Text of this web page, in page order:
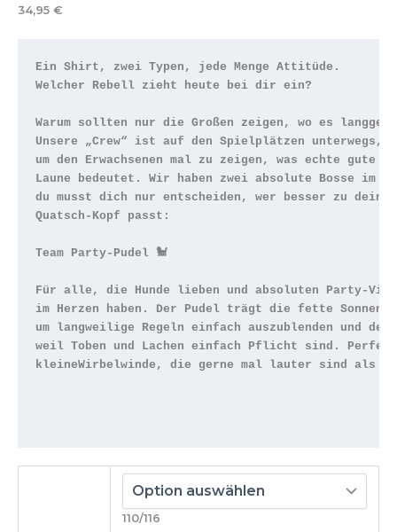
34,95 €
Ein Shirt, zwei Typen, jede Menge Attitüde.
Welcher Rebell zieht heute bei dir ein?
Warum sollten nur die Großen zeigen, wo es
Unsere „Crew“ ist auf den Spielplätzen unterwegs,
um den Erwachsenen mal zu zeigen, was echte gute
Laune bedeutet. Wir haben zwei absolute Bosse im
du musst dich nur entscheiden, wer besser zu
Quatsch-Kopf passt:
Team Party-Pudel 🐩
Für alle, die Hunde lieben und absoluten Party-
im Herzen haben. Der Pudel trägt die fette
um langweilige Regeln einfach auszublenden und
weil Toben und Lachen einfach Pflicht sind.
kleineWirbelwinde, die gerne mal lauter sind als
110/116